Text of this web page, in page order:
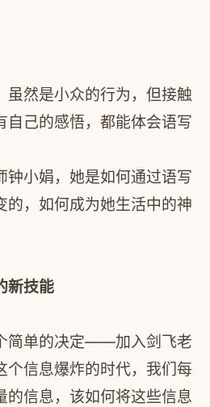
虽然是小众的行为，但接触
自己的感悟，都能体会语写
钟小娟，她是如何通过语写
的，如何成为她生活中的神
新技能
简单的决定——加入剑飞老
个信息爆炸的时代，我们每
的信息，该如何将这些信息